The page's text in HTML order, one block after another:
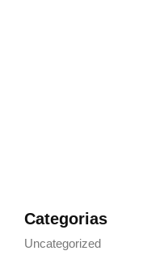
Categorias
Uncategorized